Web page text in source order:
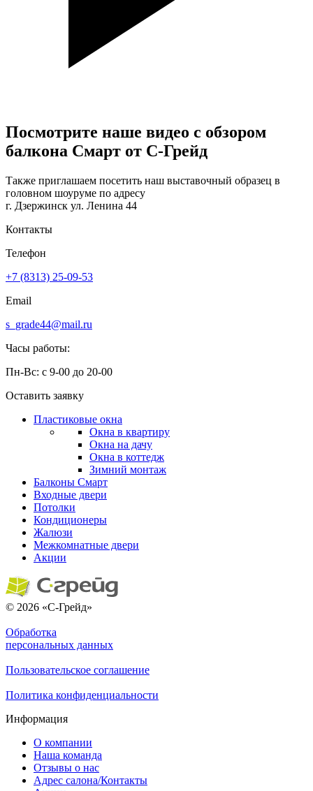
Посмотрите наше видео с обзором
балкона Смарт от С-Грейд
Также приглашаем посетить наш выставочный образец в
головном шоуруме по адресу
г. Дзержинск ул. Ленина 44
Контакты
Телефон
+7 (8313) 25-09-53
Email
s_grade44@mail.ru
Часы работы:
Пн-Вс: с 9-00 до 20-00
Оставить заявку
Пластиковые окна
Окна в квартиру
Окна на дачу
Окна в коттедж
Зимний монтаж
Балконы Смарт
Входные двери
Потолки
Кондиционеры
Жалюзи
Межкомнатные двери
Акции
© 2026 «С-Грейд»
Обработка
персональных данных
Пользовательское соглашение
Политика конфиденциальности
Информация
О компании
Наша команда
Отзывы о нас
Адрес салона/Контакты